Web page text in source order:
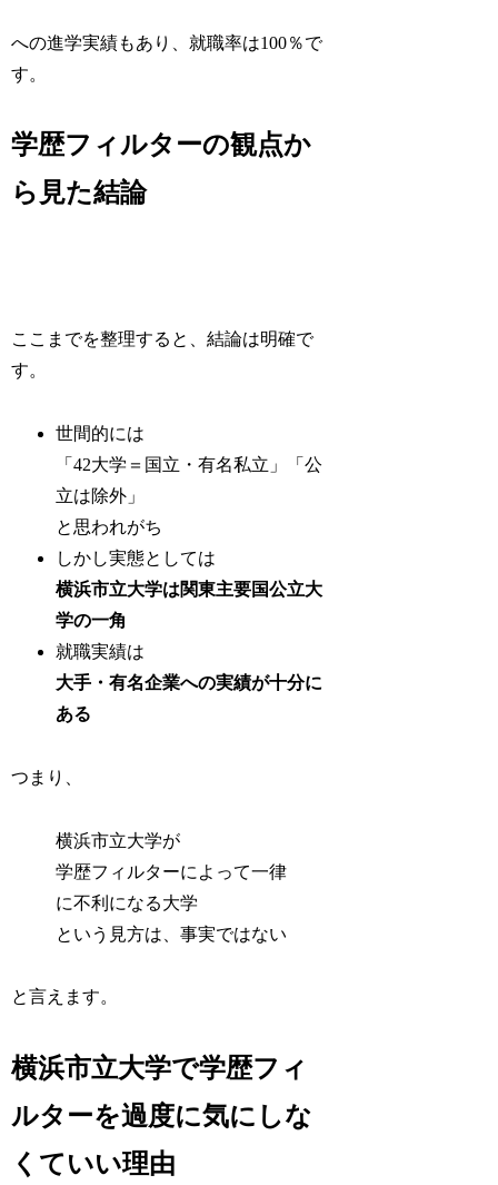
への進学実績もあり、就職率は100％で
す。
学歴フィルターの観点か
ら見た結論
ここまでを整理すると、結論は明確で
す。
世間的には
「42大学＝国立・有名私立」「公
立は除外」
と思われがち
しかし実態としては
横浜市立大学は関東主要国公立大
学の一角
就職実績は
大手・有名企業への実績が十分に
ある
つまり、
横浜市立大学が
学歴フィルターによって一律
に不利になる大学
という見方は、事実ではない
と言えます。
横浜市立大学で学歴フィ
ルターを過度に気にしな
くていい理由